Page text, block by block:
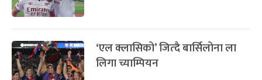
‘एल क्लासिको’ जित्दै बार्सिलोना ला
लिगा च्याम्पियन